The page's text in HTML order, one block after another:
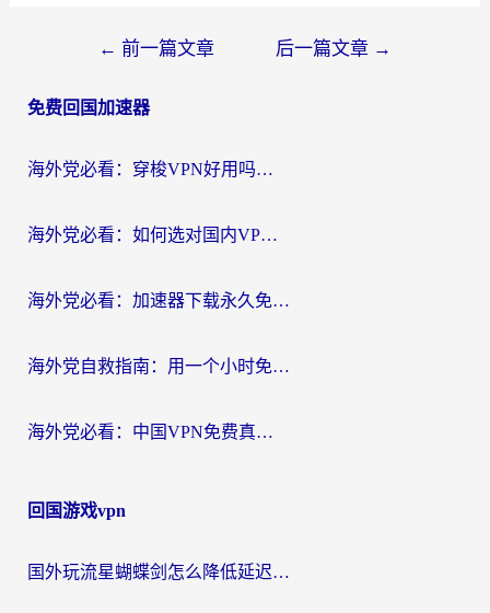
导
← 前一篇文章 后一篇文章 →
免费回国加速器
海外党必看：穿梭VPN好用吗？和云帆VPN对比哪个回国效果更好？附真实测评+避坑指南
海外党必看：如何选对国内VPN，实现无缝访问国内资源？
海外党必看：加速器下载永久免费版真的存在吗？教你无缝访问国内资源的正确姿势
海外党自救指南：用一个小时免费加速器，轻松打破国内资源访问壁垒？
海外党必看：中国VPN免费真的靠谱吗？手把手教你选对回国加速器
回国游戏vpn
国外玩流星蝴蝶剑怎么降低延迟？海外党必看的加速秘籍（含欧洲鸣潮&彩虹岛优化攻略）